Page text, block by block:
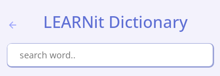
LEARNit Dictionary